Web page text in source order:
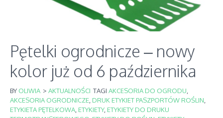
Pętelki ogrodnicze – nowy
kolor już od 6 października
BY OLIWIA > AKTUALNOŚCI TAGI AKCESORIA DO OGRODU
AKCESORIA OGRODNICZE DRUK ETYKIET PASZPORTÓW ROŚLIN
ETYKIETA PĘTELKOWA ETYKIETY, ETYKIETY DO DRUKU